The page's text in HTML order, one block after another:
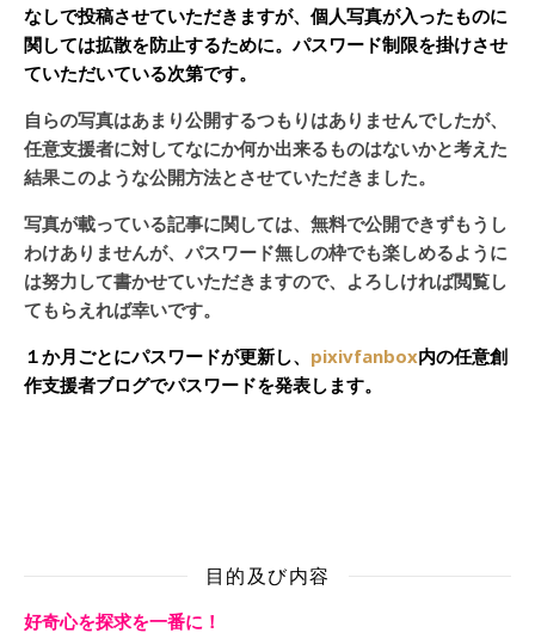
なしで投稿させていただきますが、個人写真が入ったものに
関しては拡散を防止するために。パスワード制限を掛けさせ
ていただいている次第です。
自らの写真はあまり公開するつもりはありませんでしたが、
任意支援者に対してなにか何か出来るものはないかと考えた
結果このような公開方法とさせていただきました。
写真が載っている記事に関しては、無料で公開できずもうし
わけありませんが、パスワード無しの枠でも楽しめるように
は努力して書かせていただきますので、よろしければ閲覧し
てもらえれば幸いです。
１か月ごとにパスワードが更新し、 pixivfanbox内の任意創
作支援者ブログでパスワードを発表します。
目的及び内容
好奇心を探求を一番に！